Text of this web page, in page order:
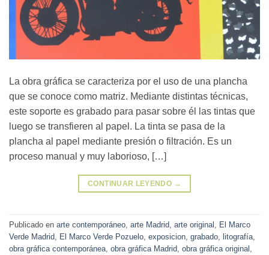
La obra gráfica se caracteriza por el uso de una plancha
que se conoce como matriz. Mediante distintas técnicas,
este soporte es grabado para pasar sobre él las tintas que
luego se transfieren al papel. La tinta se pasa de la
plancha al papel mediante presión o filtración. Es un
proceso manual y muy laborioso, […]
CONTINUAR LEYENDO →
Publicado en arte contemporáneo arte Madrid arte original
El Marco
Verde Madrid El Marco Verde Pozuelo exposicion grabado litografía
obra gráfica contemporánea obra gráfica Madrid obra gráfica original